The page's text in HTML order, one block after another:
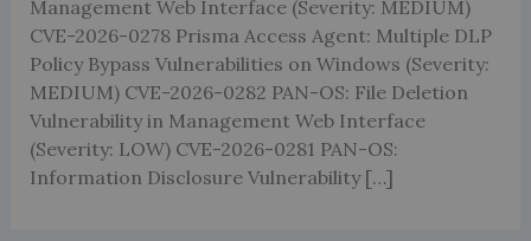
Management Web Interface (Severity: MEDIUM)
CVE-2026-0278 Prisma Access Agent: Multiple DLP
Policy Bypass Vulnerabilities on Windows (Severity:
MEDIUM) CVE-2026-0282 PAN-OS: File Deletion
Vulnerability in Management Web Interface
(Severity: LOW) CVE-2026-0281 PAN-OS:
Information Disclosure Vulnerability […]